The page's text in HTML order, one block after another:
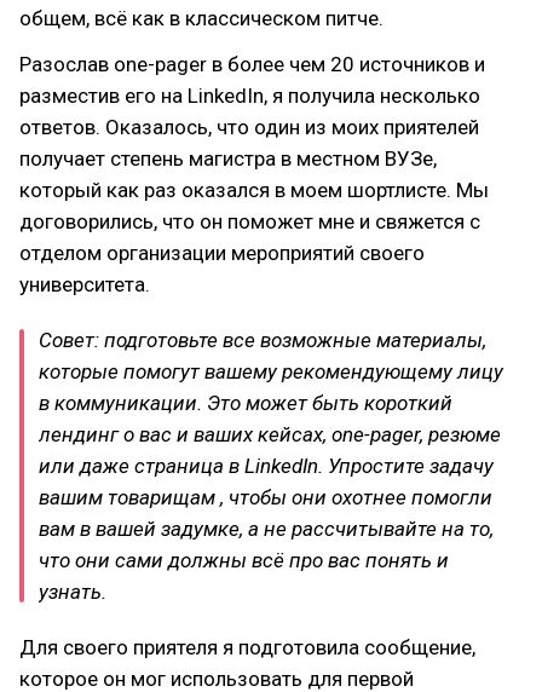
общем, всё как в классическом питче.
Разослав one-pager в более чем 20 источников и
разместив его на LinkedIn, я получила несколько
ответов. Оказалось, что один из моих приятелей
получает степень магистра в местном ВУЗе,
который как раз оказался в моем шортлисте. Мы
договорились, что он поможет мне и свяжется с
отделом организации мероприятий своего
университета.
Совет: подготовьте все возможные материалы,
которые помогут вашему рекомендующему лицу
в коммуникации. Это может быть короткий
лендинг о вас и ваших кейсах, one-pager, резюме
или даже страница в LinkedIn. Упростите задачу
вашим товарищам , чтобы они охотнее помогли
вам в вашей задумке, а не рассчитывайте на то,
что они сами должны всё про вас понять и
узнать.
Для своего приятеля я подготовила сообщение,
которое он мог использовать для первой